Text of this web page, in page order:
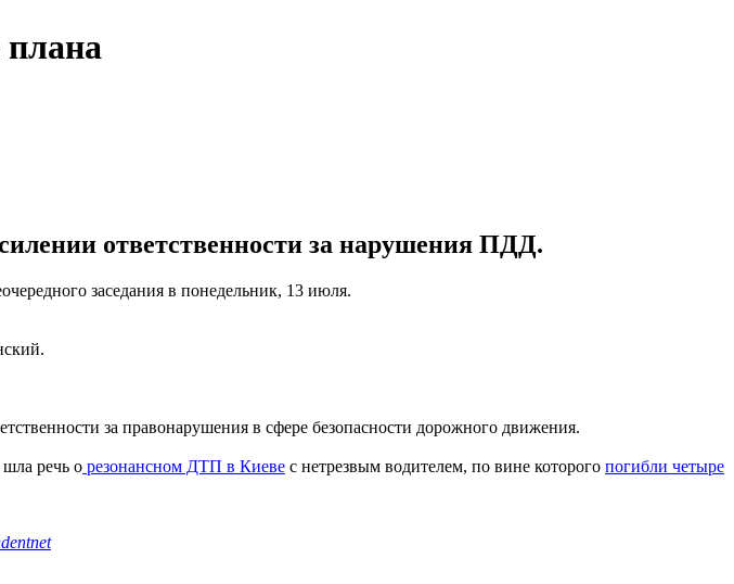
плана
ответственности за нарушения ПДД.
заседания в понедельник, 13 июля.
за правонарушения в сфере безопасности дорожного движения.
речь о резонансном ДТП в Киеве с нетрезвым водителем, по вине которого погибли четыре